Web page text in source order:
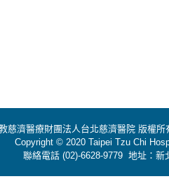
慈濟醫療財團法人台北慈濟醫院 版權
Copyright © 2020 Taipei Tzu Chi
聯絡電話 (02)-6628-9779 地址：新